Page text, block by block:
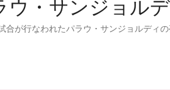
・サンジョル
すべき祭典と
が行なわれたパラウ・サンジョルディの